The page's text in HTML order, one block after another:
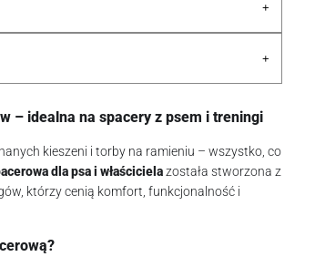
+
+
– idealna na spacery z psem i treningi
kieszeni i torby na ramieniu – wszystko, co
dla psa i właścicielazostała stworzona z
którzy cenią komfort, funkcjonalność i